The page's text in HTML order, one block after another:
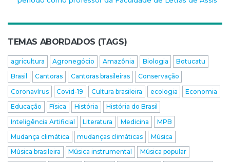
TEMAS ABORDADOS (TAGS)
agricultura Agronegócio Amazônia Biologia
Botucatu
Brasil
Cantoras Cantoras brasileiras
Conservação
Coronavírus
Covid-19 Cultura brasileira ecologia
Economia
Educação
Física História
História do Brasil
Inteligência Artificial
Literatura Medicina
MPB
Mudança climática
mudanças climáticas
Música
Música brasileira
Música instrumental
Música popular